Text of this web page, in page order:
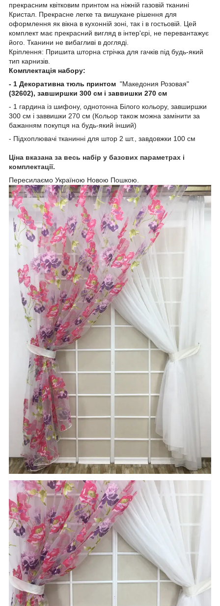
прекрасним квітковим принтом на ніжній газовій тканині
Кристал. Прекрасне легке та вишукане рішення для
оформлення як вікна в кухонній зоні, так і в гостьовій. Цей
комплект має прекрасний вигляд в інтер'єрі, не перевантажує
його. Тканини не вибагливі в догляді.
Кріплення: Пришита шторна стрічка для гачків під будь-який
тип карнизів.
Комплектація набору:
- 1 Декоративна тюль принтом "Македония Розовая"
(32602), завширшки 300 см і заввишки 270 см
- 1 гардина із шифону, однотонна Білого кольору, завширшки
300 см і заввишки 270 см (Кольор також можна замінити за
бажанням покупця на будь-який інший)
- Підхоплювачі тканинні для штор 2 шт., завдовжки 100 см
Ціна вказана за весь набір у базових параметрах і
комплектації.
Пересилаємо Україною Новою Пошкою.